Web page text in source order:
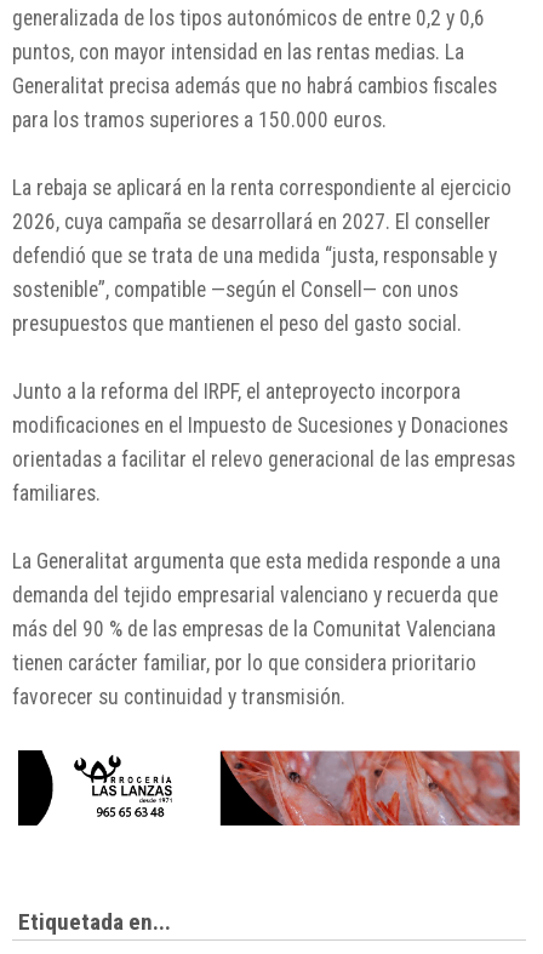
generalizada de los tipos autonómicos de entre 0,2 y 0,6
puntos, con mayor intensidad en las rentas medias. La
Generalitat precisa además que no habrá cambios fiscales
para los tramos superiores a 150.000 euros.
La rebaja se aplicará en la renta correspondiente al ejercicio
2026, cuya campaña se desarrollará en 2027. El conseller
defendió que se trata de una medida “justa, responsable y
sostenible”, compatible —según el Consell— con unos
presupuestos que mantienen el peso del gasto social.
Junto a la reforma del IRPF, el anteproyecto incorpora
modificaciones en el Impuesto de Sucesiones y Donaciones
orientadas a facilitar el relevo generacional de las empresas
familiares.
La Generalitat argumenta que esta medida responde a una
demanda del tejido empresarial valenciano y recuerda que
más del 90 % de las empresas de la Comunitat Valenciana
tienen carácter familiar, por lo que considera prioritario
favorecer su continuidad y transmisión.
Etiquetada en...